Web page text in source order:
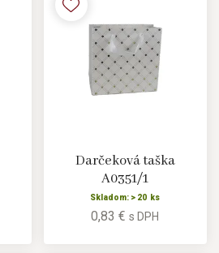
Darčeková taška
A0351/1
Skladom: > 20 ks
0,83 €s DPH